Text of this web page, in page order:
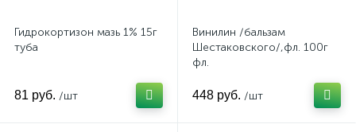
Гидрокортизон мазь 1% 15г
туба
81 руб. /шт
Винилин /бальзам
Шестаковского/,фл. 100г
фл.
448 руб. /шт